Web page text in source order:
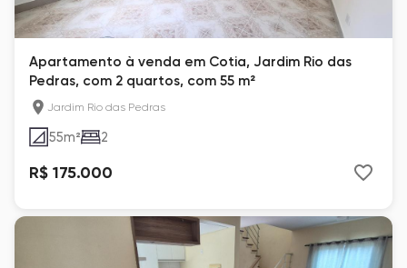
Apartamento à venda em Cotia, Jardim Rio das
Pedras, com 2 quartos, com 55 m²
Jardim Rio das Pedras
55m² 2
R$ 175.000